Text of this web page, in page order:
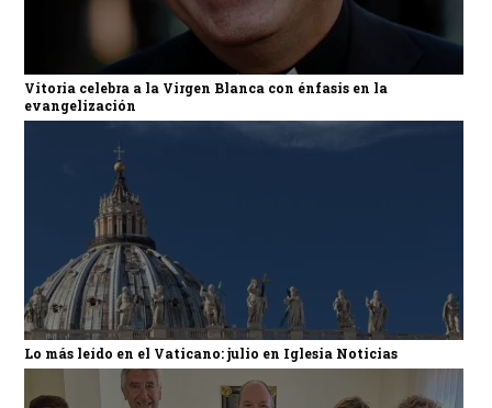
Vitoria celebra a la Virgen Blanca con énfasis en la
evangelización
Lo más leído en el Vaticano: julio en Iglesia Noticias